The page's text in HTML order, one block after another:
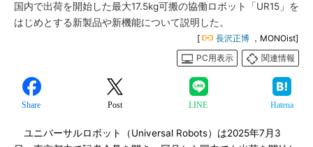
国内で出荷を開始した最大17.5kg可搬の協働ロボット「UR15」を
はじめとする新製品や新機能について説明した。
[ 長沢正博 ，MONOist]
PC用表示
関連情報
Share Post LINE Hatena
ユニバーサルロボット（Universal Robots）は2025年7月3